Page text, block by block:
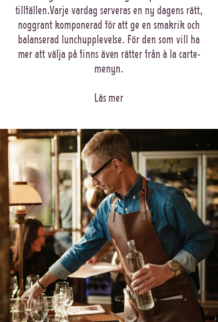
tillfällen.Varje vardag serveras en ny dagens rätt,
noggrant komponerad för att ge en smakrik och
balanserad lunchupplevelse. För den som vill ha
mer att välja på finns även rätter från à la carte-
menyn.
Läs mer